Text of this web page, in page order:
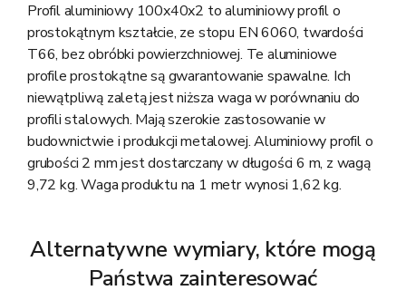
Profil aluminiowy 100x40x2 to aluminiowy profil o
prostokątnym kształcie, ze stopu EN 6060, twardości
T66, bez obróbki powierzchniowej. Te aluminiowe
profile prostokątne są gwarantowanie spawalne. Ich
niewątpliwą zaletą jest niższa waga w porównaniu do
profili stalowych. Mają szerokie zastosowanie w
budownictwie i produkcji metalowej. Aluminiowy profil o
grubości 2 mm jest dostarczany w długości 6 m, z wagą
9,72 kg. Waga produktu na 1 metr wynosi 1,62 kg.
Alternatywne wymiary, które mogą
Państwa zainteresować